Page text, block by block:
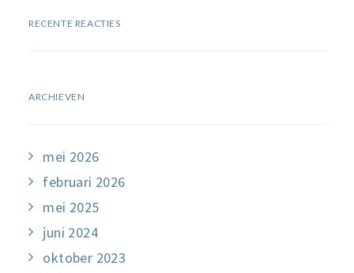
RECENTE REACTIES
ARCHIEVEN
mei 2026
februari 2026
mei 2025
juni 2024
oktober 2023